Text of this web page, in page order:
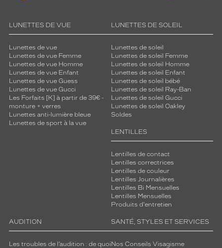
LUNETTES DE VUE
Lunettes de vue
Lunettes de vue Femme
Lunettes de vue Homme
Lunettes de vue Enfant
Lunettes de vue Guess
Lunettes de vue Gucci
Les Forfaits [K] à partir de 39€ -
monture + verres
Lunettes anti-lumière bleue
Lunettes de sport à la vue
LUNETTES DE SOLEIL
Lunettes de soleil
Lunettes de soleil Femme
Lunettes de soleil Homme
Lunettes de soleil Enfant
Lunettes de soleil bébé
Lunettes de soleil Ray-Ban
Lunettes de soleil Gucci
Lunettes de soleil Oakley
Soldes
LENTILLES
Lentilles de contact
Lentilles correctrices
Lentilles de couleur
Lentilles Journalières
Lentilles Bi Mensuelles
Lentilles Mensuelles
Produits d'entretien
AUDITION
Les troubles de l’audition : de quoi
SANTÉ, STYLES ET SERVICES
Nos Conseils Visagisme